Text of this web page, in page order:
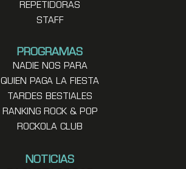
REPETIDORAS
STAFF
PROGRAMAS
NADIE NOS PARA
QUIEN PAGA LA FIESTA
TARDES BESTIALES
RANKING ROCK & POP
ROCKOLA CLUB
NOTICIAS